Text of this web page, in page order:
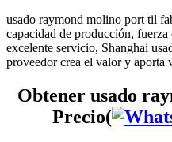
usado raymond molino port til
capacidad de producción,
excelente servicio, Shanghai
proveedor crea el valor y aporta
Obtener usado
Precio(